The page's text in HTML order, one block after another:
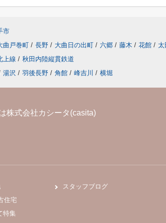
市
曲戸巻町 / 長野 / 大曲日の出町 / 六郷 / 藤木 / 花館 / 太
上線 / 秋田内陸縦貫鉄道
湯沢 / 羽後長野 / 角館 / 峰吉川 / 横堀
株式会社カシータ(casita)
住宅
特集
スタッフブログ